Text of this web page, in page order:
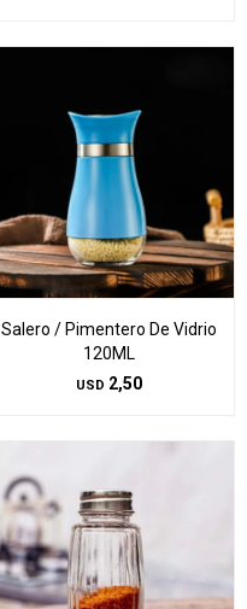
Salero / Pimentero De Vidrio
120ML
USD 2,50